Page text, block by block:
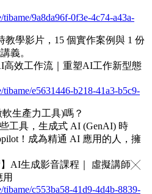
9a8da96f-0f3e-4c74-a43a-
教學影片，15 個實作案例與 1 份
義。
高效工作流｜重塑AI工作新型態
e5631446-b218-41a3-b5c9-
生產力工具)嗎？
工具，生成式 AI (GenAI) 時
！成為精通 AI 應用的人，擁
AI生成影音課程｜ 虛擬講師╳
c553ba58-41d9-4d4b-8839-